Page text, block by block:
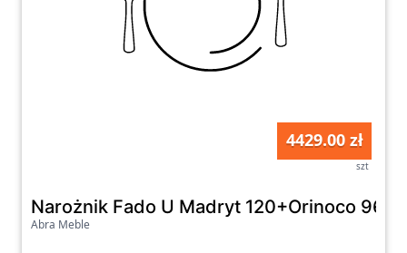
4429.00 zł
szt
Narożnik Fado U Madryt 120+Orinoco
Abra Meble